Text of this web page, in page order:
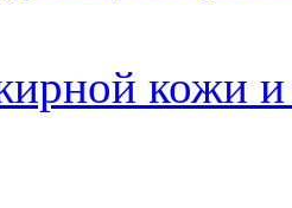
кожи